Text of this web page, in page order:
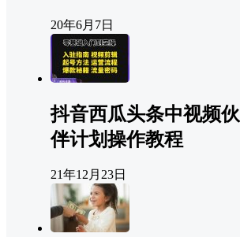
20年6月7日
抖音西瓜头条中视频伙
伴计划操作教程
21年12月23日